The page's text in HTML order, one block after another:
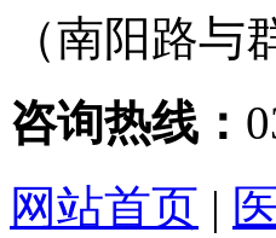
（南阳路
咨询热线：
网站首页 |